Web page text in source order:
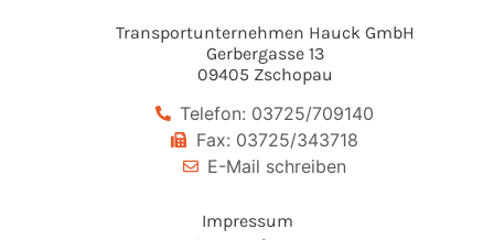
Transportunternehmen Hauck GmbH
Gerbergasse 13
09405 Zschopau
Telefon: 03725/709140
Fax: 03725/343718
E-Mail schreiben
Impressum